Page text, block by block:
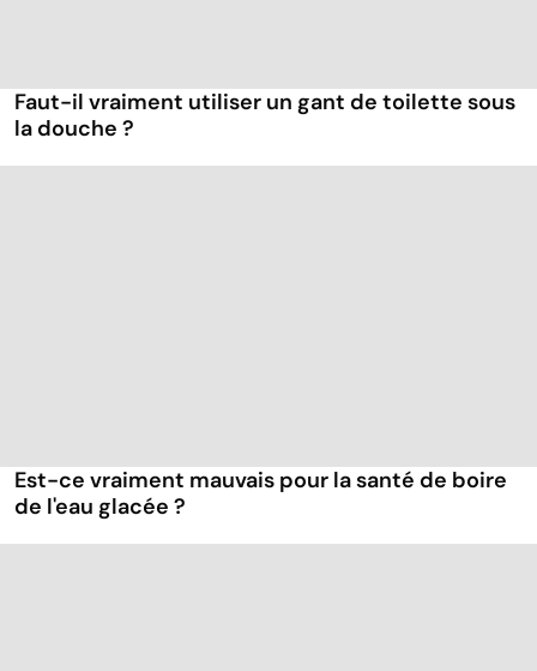
Faut-il vraiment utiliser un gant de toilette sous
la douche ?
Est-ce vraiment mauvais pour la santé de boire
de l'eau glacée ?